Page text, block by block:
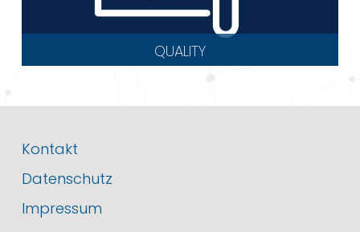
QUALITY
Kontakt
Datenschutz
Impressum